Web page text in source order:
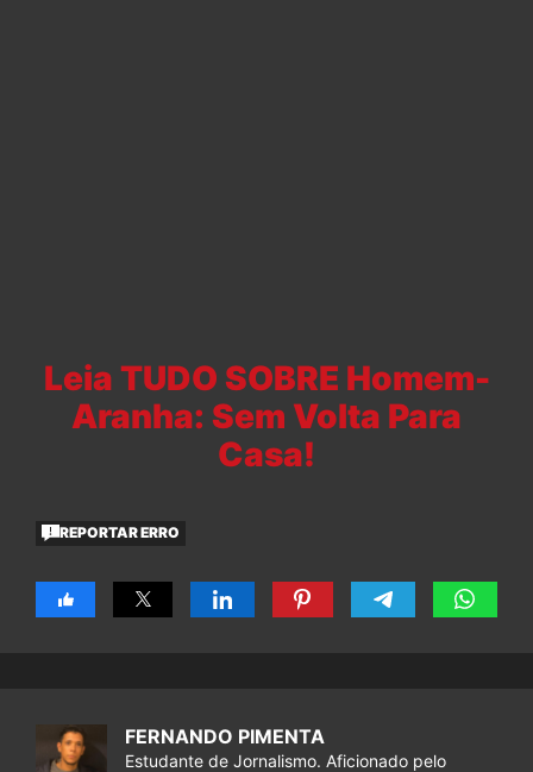
Leia TUDO SOBRE Homem-
Aranha: Sem Volta Para
Casa!
REPORTAR ERRO
FERNANDO PIMENTA
Estudante de Jornalismo. Aficionado pelo